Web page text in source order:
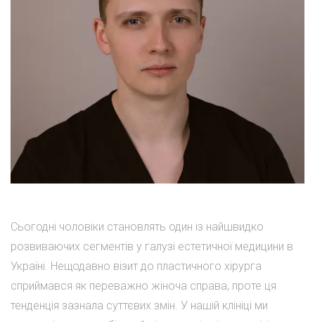
Сьогодні чоловіки становлять один із найшвидко
розвиваючих сегментів у галузі естетичної медицини в
Україні. Нещодавно візит до пластичного хірурга
сприймався як переважно жіноча справа, проте ця
тенденція зазнала суттєвих змін. У нашій клініці ми